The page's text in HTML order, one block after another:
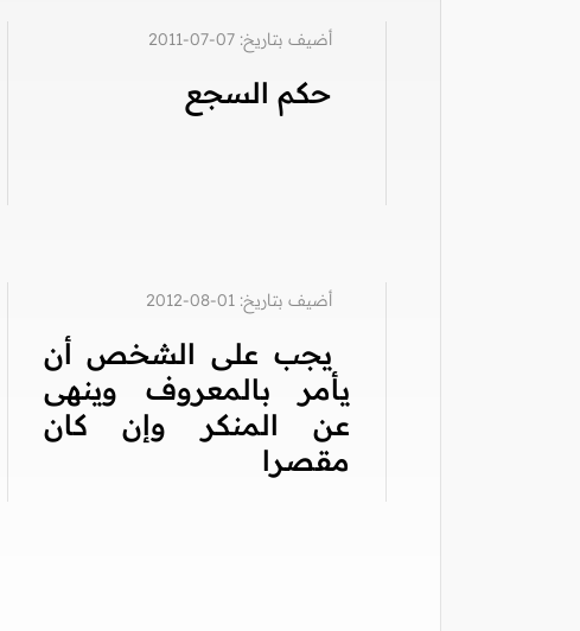
أضيف بتاريخ: 07-07-2011
حكم السجع
أضيف بتاريخ: 01-08-2012
يجب على الشخص أن
يأمر بالمعروف وينهى
عن المنكر وإن كان
مقصرا